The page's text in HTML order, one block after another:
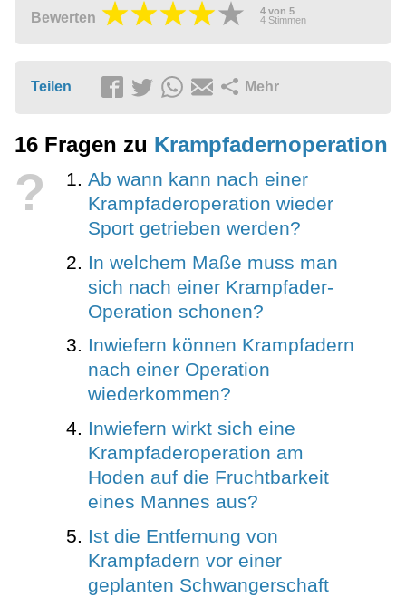
Bewerten 4 von 5
4 Stimmen
Teilen Mehr
16 Fragen zu Krampfadernoperation
?
Ab wann kann nach einer
Krampfaderoperation wieder
Sport getrieben werden?
In welchem Maße muss man
sich nach einer Krampfader-
Operation schonen?
Inwiefern können Krampfadern
nach einer Operation
wiederkommen?
Inwiefern wirkt sich eine
Krampfaderoperation am
Hoden auf die Fruchtbarkeit
eines Mannes aus?
Ist die Entfernung von
Krampfadern vor einer
geplanten Schwangerschaft